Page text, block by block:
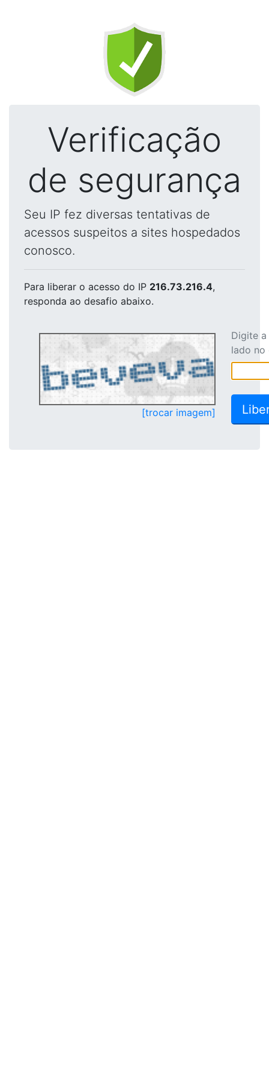
Verificação
de segurança
Seu IP fez diversas tentativas de
acessos suspeitos a sites hospedados
conosco.
Para liberar o acesso do IP 216.73.216.4,
responda ao desafio abaixo.
[trocar imagem]
Digite
lado no